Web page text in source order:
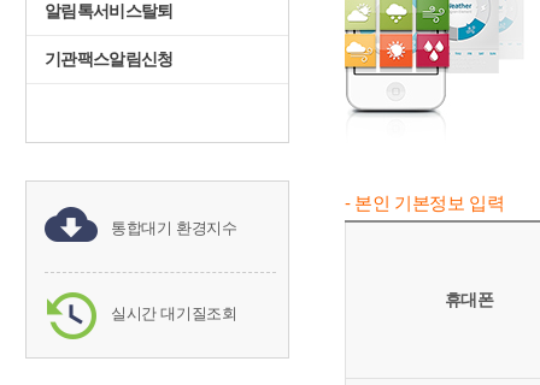
알림톡서비스탈퇴
기관팩스알림신청
통합대기 환경지수
실시간 대기질조회
- 본인 기본정보 입력
휴대폰